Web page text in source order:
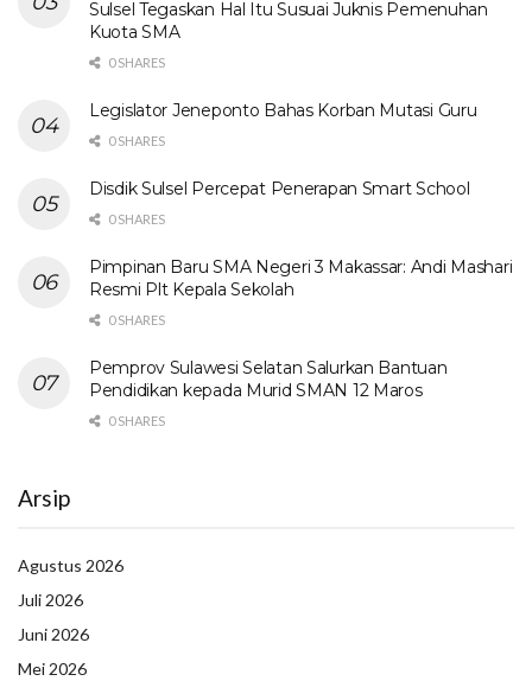
Sulsel Tegaskan Hal Itu Susuai Juknis Pemenuhan
Kuota SMA
0 SHARES
Legislator Jeneponto Bahas Korban Mutasi Guru
0 SHARES
Disdik Sulsel Percepat Penerapan Smart School
0 SHARES
Pimpinan Baru SMA Negeri 3 Makassar: Andi Mashari
Resmi Plt Kepala Sekolah
0 SHARES
Pemprov Sulawesi Selatan Salurkan Bantuan
Pendidikan kepada Murid SMAN 12 Maros
0 SHARES
Arsip
Agustus 2026
Juli 2026
Juni 2026
Mei 2026